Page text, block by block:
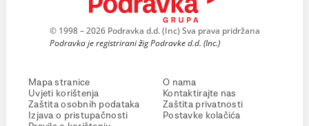
© 1998 – 2026 Podravka d.d. (Inc) Sva prava pridržana
Podravka je registrirani žig Podravke d.d. (Inc.)
Mapa stranice
Uvjeti korištenja
Zaštita osobnih podataka
Izjava o pristupačnosti
O nama
Kontaktirajte nas
Zaštita privatnosti
Postavke kolačića